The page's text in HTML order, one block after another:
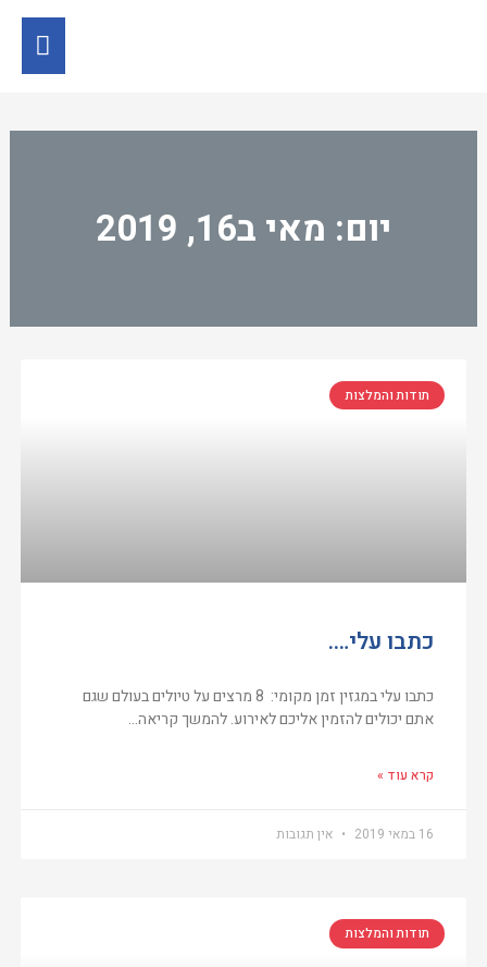
יום: מאי ב16, 2019
תודות והמלצות
כתבו עלי….
כתבו עלי במגזין זמן מקומי: 8 מרצים על טיולים בעולם שגם
אתם יכולים להזמין אליכם לאירוע. להמשך קריאה…
קרא עוד »
16 במאי 2019 אין תגובות
תודות והמלצות